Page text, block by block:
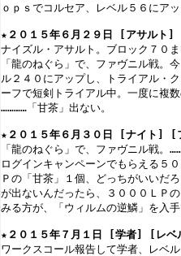
ｏｐｓでコルセア、レベル５６にア
★ ２０１５年６月２９日 [アサル
ナイズル・アサルト。ブロック７０
「龍のねぐら」で、ファヴニル戦。
ル２４０にアップし、トライアル・
ーフで短剣トライアル中。一度に複
…………「甘茶」出ない。
★ ２０１５年６月３０日 [ナイト] [
「龍のねぐら」で、ファヴニル戦。
ログインキャンペーンでもらえる５
Ｐの「甘茶」１個、どっちがいいだ
が出ないんだったら、３０００ＬＰ
みる方が、「ウィルムの逆鱗」を入
★ ２０１５年７月１日 [学者] [レベ
ワークスコール報告して学者、レベ